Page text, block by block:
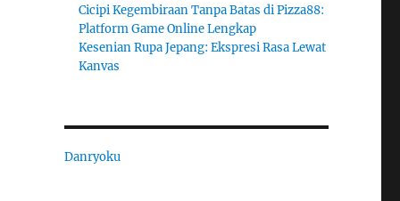
Cicipi Kegembiraan Tanpa Batas di Pizza88:
Platform Game Online Lengkap
Kesenian Rupa Jepang: Ekspresi Rasa Lewat
Kanvas
Danryoku